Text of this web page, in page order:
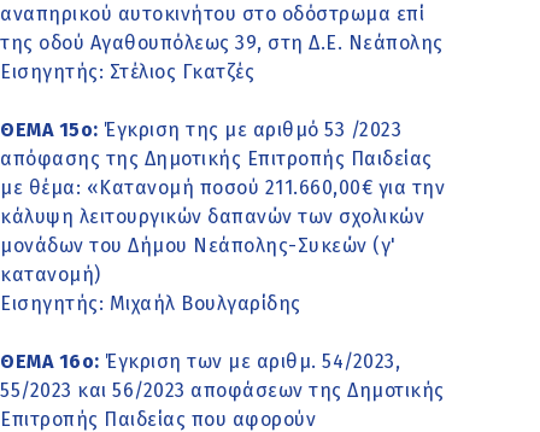
αναπηρικού αυτοκινήτου στο οδόστρωμα επί
της οδού Αγαθουπόλεως 39, στη Δ.Ε. Νεάπολης
Εισηγητής: Στέλιος Γκατζές
ΘΕΜΑ 15o: Έγκριση της με αριθμό 53 /2023
απόφασης της Δημοτικής Επιτροπής Παιδείας
με θέμα: «Κατανομή ποσού 211.660,00€ για την
κάλυψη λειτουργικών δαπανών των σχολικών
μονάδων του Δήμου Νεάπολης-Συκεών (γ'
κατανομή)
Εισηγητής: Μιχαήλ Βουλγαρίδης
ΘΕΜΑ 16o: Έγκριση των με αριθμ. 54/2023,
55/2023 και 56/2023 αποφάσεων της Δημοτικής
Επιτροπής Παιδείας που αφορούν